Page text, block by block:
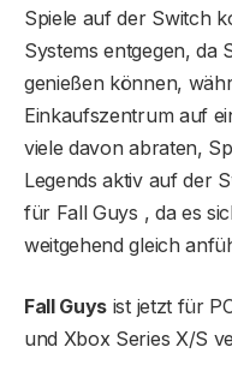
Spiele auf der Switch
Systems entgegen, da
genießen können,
Einkaufszentrum auf
viele davon abraten,
Legends aktiv auf der
für Fall Guys , da es
weitgehend gleich
Fall Guys ist jetzt für
und Xbox Series X/S